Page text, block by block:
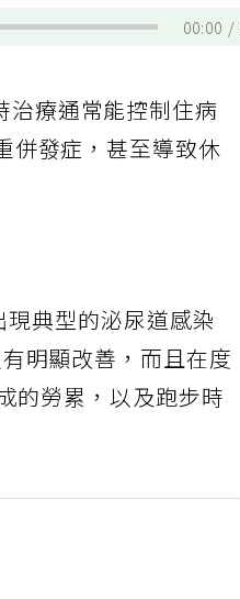
00:00
療通常能控制住病
併發症，甚至導致休
典型的泌尿道感染
明顯改善，而且在度
的勞累，以及跑步時